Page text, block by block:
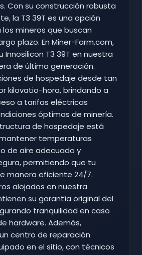
Con su construcción robusta
la T3 39T es una opción
mineros que buscan
plazo. En Miner-Farm.com,
Innosilicon T3 39T en nuestra
de última generación.
de hospedaje desde tan
kilovatio-hora, brindando a
a tarifas eléctricas
óptimas de minería.
de hospedaje está
temperaturas
de aire adecuado y
permitiendo que tu
manera eficiente 24/7.
alojados en nuestra
su garantía original del
tranquilidad en caso
hardware. Además,
centro de reparación
en el sitio, con técnicos